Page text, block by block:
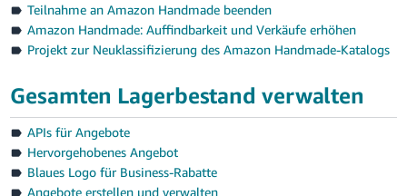
Teilnahme an Amazon Handmade beenden
Amazon Handmade: Auffindbarkeit und Verkäufe erhöhen
Projekt zur Neuklassifizierung des Amazon Handmade-Katalogs
Gesamten Lagerbestand verwalten
APIs für Angebote
Hervorgehobenes Angebot
Blaues Logo für Business-Rabatte
Angebote erstellen und verwalten